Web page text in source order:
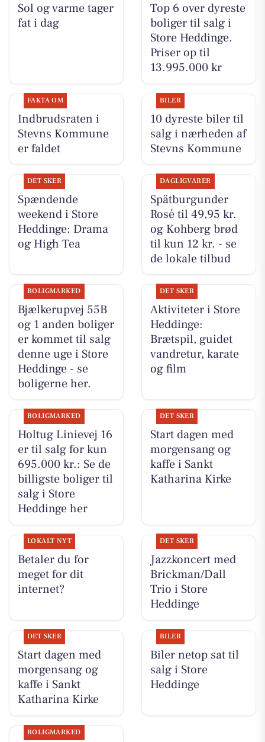
Sol og varme tager
fat i dag
Top 6 over dyreste
boliger til salg i
Store Heddinge.
Priser op til
13.995.000 kr
FAKTA OM
Indbrudsraten i
Stevns Kommune
er faldet
BILER
10 dyreste biler til
salg i nærheden af
Stevns Kommune
DET SKER
Spændende
weekend i Store
Heddinge: Drama
og High Tea
DAGLIGVARER
Spätburgunder
Rosé til 49,95 kr.
og Kohberg brød
til kun 12 kr. - se
de lokale tilbud
BOLIGMARKED
Bjælkerupvej 55B
og 1 anden boliger
er kommet til salg
denne uge i Store
Heddinge - se
boligerne her.
DET SKER
Aktiviteter i Store
Heddinge:
Brætspil, guidet
vandretur, karate
og film
BOLIGMARKED
Holtug Linievej 16
er til salg for kun
695.000 kr.: Se de
billigste boliger til
salg i Store
Heddinge her
DET SKER
Start dagen med
morgensang og
kaffe i Sankt
Katharina Kirke
LOKALT NYT
Betaler du for
meget for dit
internet?
DET SKER
Jazzkoncert med
Brickman/Dall
Trio i Store
Heddinge
DET SKER
Start dagen med
morgensang og
kaffe i Sankt
Katharina Kirke
BILER
Biler netop sat til
salg i Store
Heddinge
BOLIGMARKED